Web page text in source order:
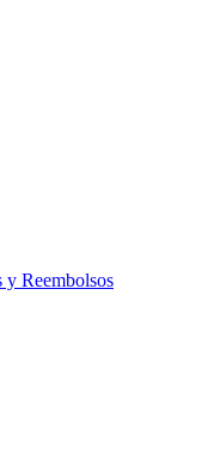
y Reembolsos